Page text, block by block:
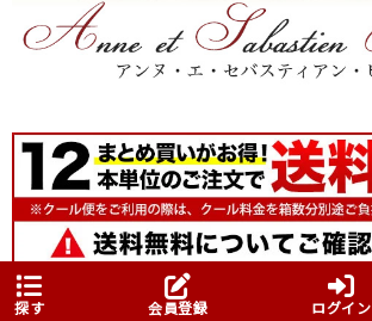
探す 会員登録 ログイン